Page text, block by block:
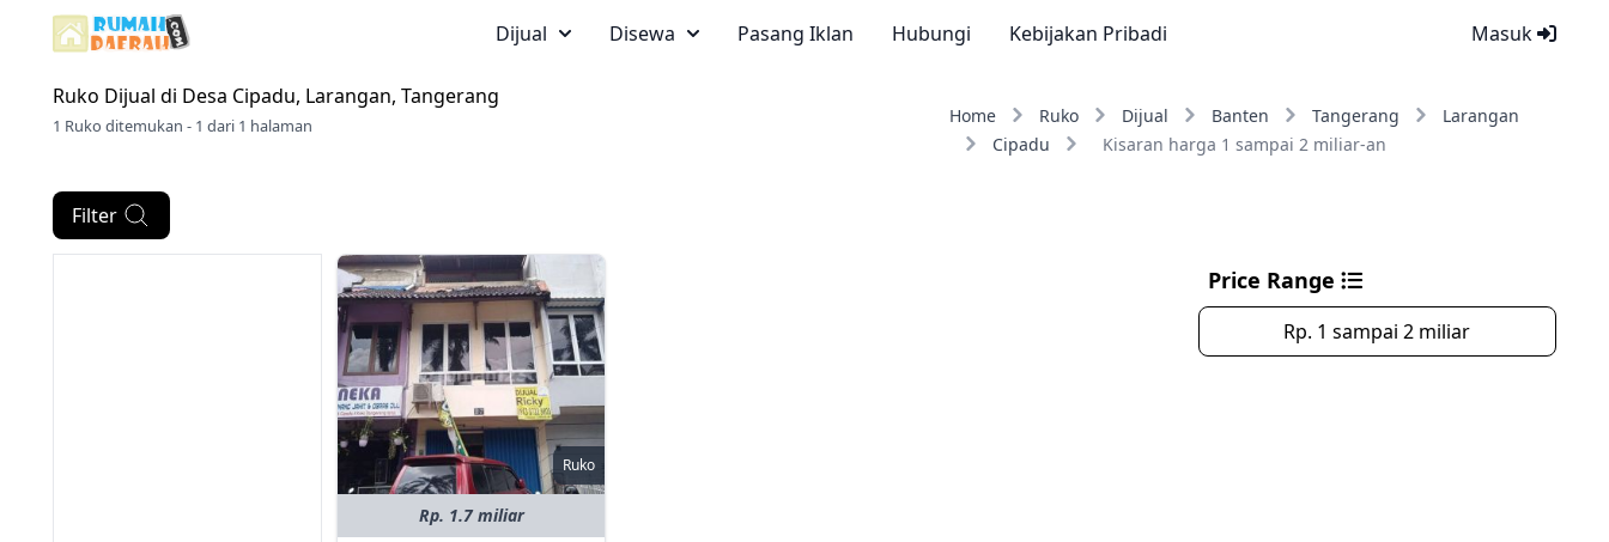
Masuk
Dijual Disewa Pasang Iklan Hubungi Kebijakan Pribadi
Ruko Dijual di Desa Cipadu, Larangan, Tangerang
1 Ruko ditemukan - 1 dari 1 halaman Home Ruko Dijual Banten Tangerang
Larangan
Cipadu
Kisaran harga 1 sampai 2 miliar-an
Filter
Ruko
Rp. 1.7 miliar
Price Range
Rp. 1 sampai 2 miliar